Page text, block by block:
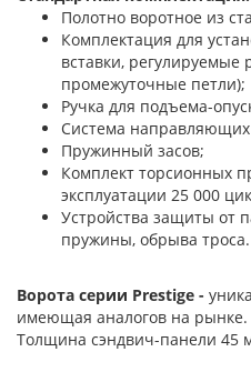
Полотно воротное из
Комплектация для
вставки,
промежуточные петли);
Ручка для подъема-
Система
Пружинный засов;
Комплект торсионных
эксплуатации 25 000
Устройства защиты от
пружины, обрыва троса.
Ворота серии Prestige -
имеющая аналогов на рынке.
Толщина сэндвич-панели 45